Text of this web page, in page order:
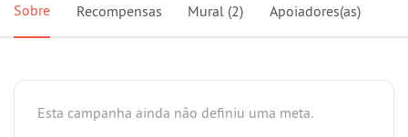
Sobre Recompensas Mural (2) Apoiadores(as)
Esta campanha ainda não definiu uma meta.